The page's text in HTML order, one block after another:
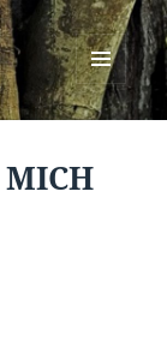
MENÜ
UND
MICH